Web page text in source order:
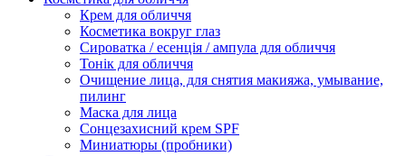
Крем для обличчя
Косметика вокруг глаз
Сироватка / есенція / ампула для обличчя
Тонік для обличчя
Очищение лица, для снятия макияжа, умывание,
пилинг
Маска для лица
Сонцезахисний крем SPF
Миниатюры (пробники)